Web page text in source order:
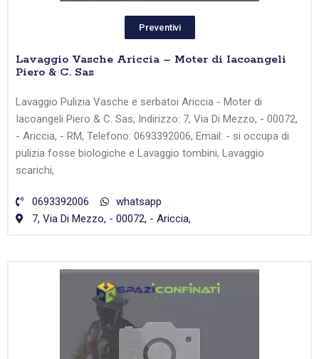
Preventivi
Lavaggio Vasche Ariccia – Moter di Iacoangeli
Piero & C. Sas
Lavaggio Pulizia Vasche e serbatoi Ariccia - Moter di
Iacoangeli Piero & C. Sas, Indirizzo: 7, Via Di Mezzo, - 00072,
- Ariccia, - RM, Telefono: 0693392006, Email: - si occupa di
pulizia fosse biologiche e Lavaggio tombini, Lavaggio
scarichi,
0693392006
whatsapp
7, Via Di Mezzo, - 00072, - Ariccia,